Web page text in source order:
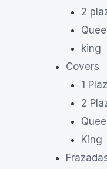
2
king
Covers
1
2
King